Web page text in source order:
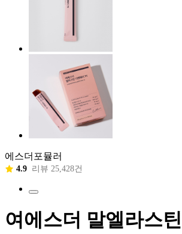
에스더포뮬러
4.9 리뷰 25,428건
여에스더 말엘라스